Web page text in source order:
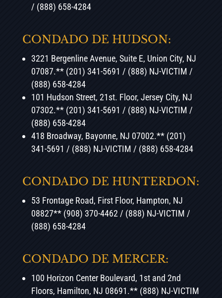
/ (888) 658-4284
CONDADO DE HUDSON:
3221 Bergenline Avenue, Suite E, Union City, NJ
07087.** (201) 341-5691 / (888) NJ-VICTIM /
(888) 658-4284
101 Hudson Street, 21st. Floor, Jersey City, NJ
07302.** (201) 341-5691 / (888) NJ-VICTIM /
(888) 658-4284
418 Broadway, Bayonne, NJ 07002.** (201)
341-5691 / (888) NJ-VICTIM / (888) 658-4284
CONDADO DE HUNTERDON:
53 Frontage Road, First Floor, Hampton, NJ
08827** (908) 370-4462 / (888) NJ-VICTIM /
(888) 658-4284
CONDADO DE MERCER:
100 Horizon Center Boulevard, 1st and 2nd
Floors, Hamilton, NJ 08691.** (888) NJ-VICTIM